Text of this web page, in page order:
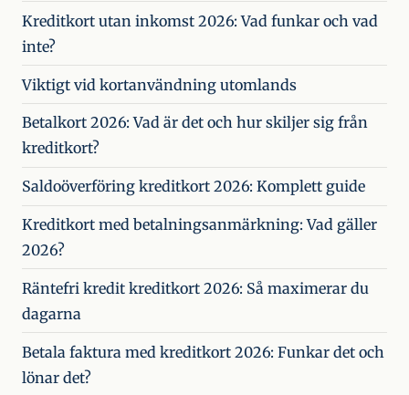
Kreditkort utan inkomst 2026: Vad funkar och vad
inte?
Viktigt vid kortanvändning utomlands
Betalkort 2026: Vad är det och hur skiljer sig från
kreditkort?
Saldoöverföring kreditkort 2026: Komplett guide
Kreditkort med betalningsanmärkning: Vad gäller
2026?
Räntefri kredit kreditkort 2026: Så maximerar du
dagarna
Betala faktura med kreditkort 2026: Funkar det och
lönar det?